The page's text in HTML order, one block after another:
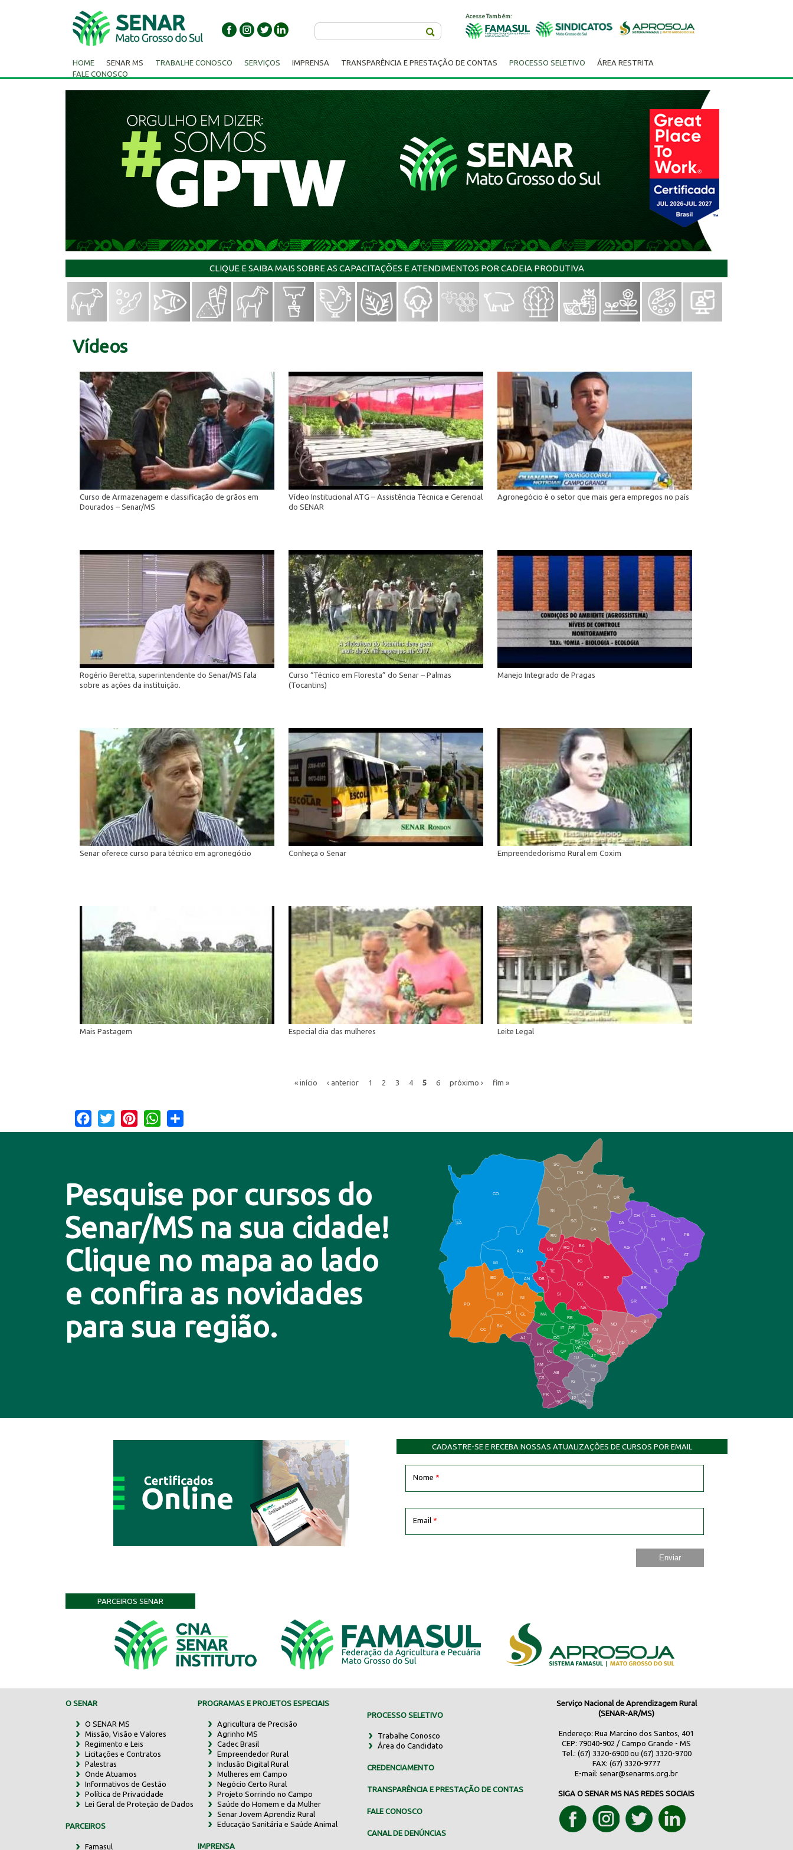
Acesse Também:
HOME SENAR MS TRABALHE CONOSCO SERVIÇOS IMPRENSA TRANSPARÊNCIA E PRESTAÇÃO DE CONTAS PROCESSO SELETIVO
ÁREA RESTRITA
FALE CONOSCO
CLIQUE E SAIBA MAIS SOBRE AS CAPACITAÇÕES E ATENDIMENTOS POR CADEIA PRODUTIVA
Vídeos
Curso de Armazenagem e classificação de grãos em
Dourados – Senar/MS
Vídeo Institucional ATG – Assistência Técnica e Gerencial
do SENAR
Agronegócio é o setor que mais gera empregos no país
Rogério Beretta, superintendente do Senar/MS fala
sobre as ações da instituição.
Curso “Técnico em Floresta” do Senar – Palmas
(Tocantins)
Manejo Integrado de Pragas
Senar oferece curso para técnico em agronegócio Conheça o Senar Empreendedorismo Rural em Coxim
Mais Pastagem Especial dia das mulheres Leite Legal
« início ‹ anterior 1 2 3 4 5 6 próximo › fim »
Facebook
Twitter PinterestWhatsApp
Pesquise por cursos do
Senar/MS na sua cidade!
Clique no mapa ao lado
e confira as novidades
para sua região.
CO
AQ
MI
AN
CX
RI
AL
CR
FI
SG
BA
CA
PA
CH CL
PB
SE
TL
AG
BR
SR
BT
AR
RP
RO
JG
CG
SI
NA
TA
NH
JT
RB
MA
IT
DR
DO
CP
JU
NV
IQ
EL
BD
BO
NI
JD
PO
BV
CC
PP
AJ
LC
AM
AB
JP
DB
TE
CS
PR
TA
SQ
IG
MN
IN
NO
BP
RN
CN
GL
AN
IV
FS
VC
GD
DE
AT
PG
SO
LA
CADASTRE-SE E RECEBA NOSSAS ATUALIZAÇÕES DE CURSOS POR EMAIL
Nome *
Email *
PARCEIROS SENAR
O SENAR
O SENAR MS
Missão, Visão e Valores
Regimento e Leis
Licitações e Contratos
Palestras
Onde Atuamos
Informativos de Gestão
Política de Privacidade
Lei Geral de Proteção de Dados
PARCEIROS
Famasul
PROGRAMAS E PROJETOS ESPECIAIS
Agricultura de Precisão
Agrinho MS
Cadec Brasil
Empreendedor Rural
Inclusão Digital Rural
Mulheres em Campo
Negócio Certo Rural
Projeto Sorrindo no Campo
Saúde do Homem e da Mulher
Senar Jovem Aprendiz Rural
Educação Sanitária e Saúde Animal
IMPRENSA
PROCESSO SELETIVO
Trabalhe Conosco
Área do Candidato
CREDENCIAMENTO
TRANSPARÊNCIA E PRESTAÇÃO DE CONTAS
FALE CONOSCO
CANAL DE DENÚNCIAS
Serviço Nacional de Aprendizagem Rural
(SENAR-AR/MS)
Endereço: Rua Marcino dos Santos, 401
CEP: 79040-902 / Campo Grande - MS
Tel.: (67) 3320-6900 ou (67) 3320-9700
FAX: (67) 3320-9777
E-mail:senar@senarms.org.br
SIGA O SENAR MS NAS REDES SOCIAIS